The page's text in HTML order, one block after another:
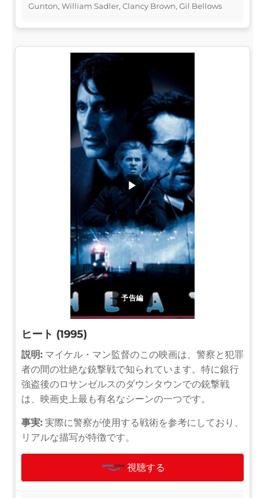
Gunton, William Sadler, Clancy Brown, Gil Bellows
予告編
▶
ヒート (1995)
説明: マイケル・マン監督のこの映画は、警察と犯罪
者の間の壮絶な銃撃戦で知られています。特に銀行
強盗後のロサンゼルスのダウンタウンでの銃撃戦
は、映画史上最も有名なシーンの一つです。
事実: 実際に警察が使用する戦術を参考にしており、
リアルな描写が特徴です。
視聴する